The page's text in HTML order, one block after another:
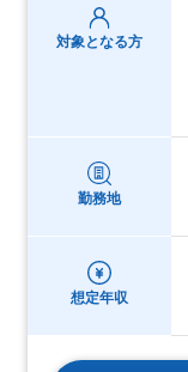
対象となる方
勤務地
想定年収